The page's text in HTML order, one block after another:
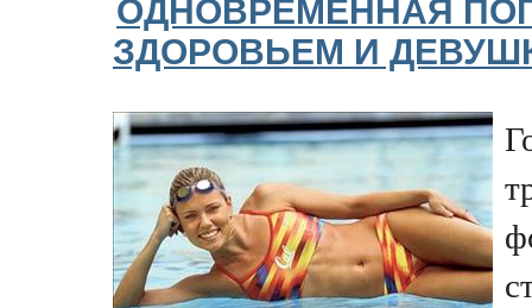
ОДНОВРЕМЕННАЯ
ЗДОРОВЬЕМ И